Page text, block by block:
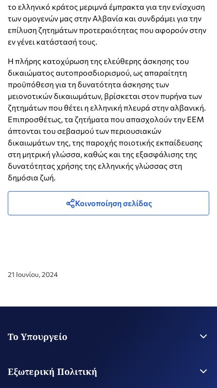
το ελληνικό κράτος μεριμνά έμπρακτα για την ενίσχυση
των ομογενών μας στην Αλβανία και συνδράμει για την
επίλυση ζητημάτων προτεραιότητας που αφορούν στην
εν γένει κατάστασή τους.
Η πλήρης κατοχύρωση της ελεύθερης άσκησης του
δικαιώματος αυτοπροσδιορισμού, ως απαραίτητη
προϋπόθεση για τη δυνατότητα άσκησης των
μειονοτικών δικαιωμάτων, βρίσκεται στον πυρήνα των
ζητημάτων που θέτει η ελληνική πλευρά στην αλβανική.
Επιπροσθέτως, τα ζητήματα που απασχολούν την ΕΕΜ
άπτονται του σεβασμού των περιουσιακών
δικαιωμάτων της, της παροχής ποιοτικής εκπαίδευσης
στη μητρική γλώσσα, καθώς και της εξασφάλισης της
δυνατότητας χρήσης της ελληνικής γλώσσας στη
δημόσια ζωή.
Κοινοποίηση σελίδας
21 Ιουνίου, 2024
Το Υπουργείο
Στρατηγικό Σχέδιο
Εποπτευόμενοι Οργανισμοί
Εξωτερική Πολιτική